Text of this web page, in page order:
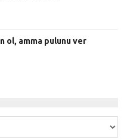
ol, amma pulunu ver